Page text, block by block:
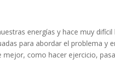
energías y hace muy
para abordar el problema y
mejor, como hacer ejercicio,